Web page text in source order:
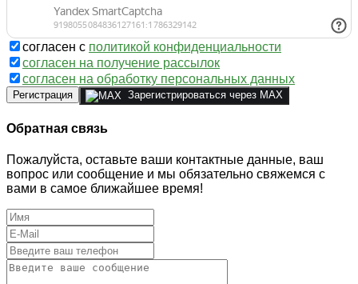
согласен с политикой конфиденциальности
согласен на получение рассылок
согласен на обработку персональных данных
Регистрация Зарегистрироваться через MAX
Обратная связь
Пожалуйста, оставьте ваши контактные данные, ваш
вопрос или сообщение и мы обязательно свяжемся с
вами в самое ближайшее время!